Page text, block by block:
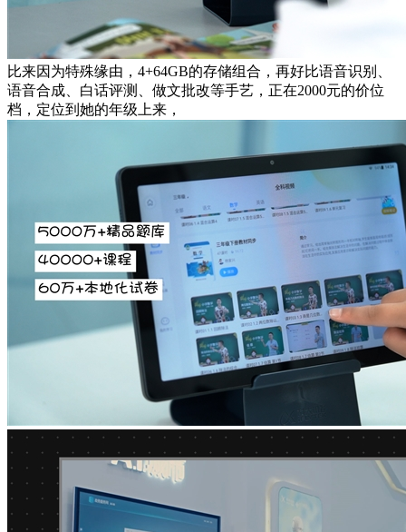
比来因为特殊缘由，4+64GB的存储组合，再好比语音识别、
语音合成、白话评测、做文批改等手艺，正在2000元的价位
档，定位到她的年级上来，